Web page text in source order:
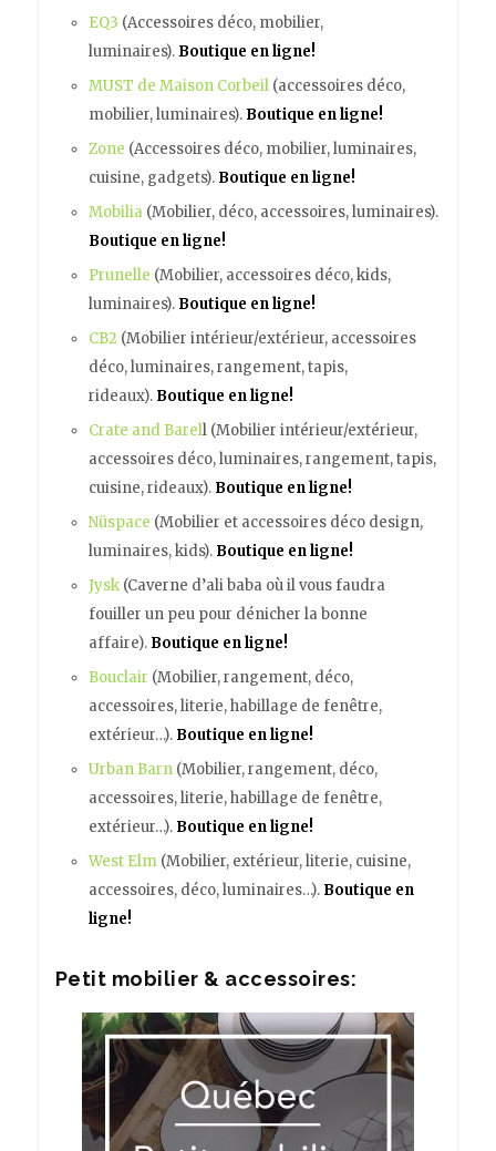
EQ3 (Accessoires déco, mobilier,
luminaires). Boutique en ligne!
MUST de Maison Corbeil(accessoires déco,
mobilier, luminaires). Boutique en ligne!
Zone (Accessoires déco, mobilier, luminaires,
cuisine, gadgets). Boutique en ligne!
Mobilia(Mobilier, déco, accessoires, luminaires).
Boutique en ligne!
Prunelle (Mobilier, accessoires déco, kids,
luminaires). Boutique en ligne!
CB2 (Mobilier intérieur/extérieur, accessoires
déco, luminaires, rangement, tapis,
rideaux). Boutique en ligne!
Crate and Barell (Mobilier intérieur/extérieur,
accessoires déco, luminaires, rangement, tapis,
cuisine, rideaux). Boutique en ligne!
Nüspace (Mobilier et accessoires déco design,
luminaires, kids). Boutique en ligne!
Jysk(Caverne d’ali baba où il vous faudra
fouiller un peu pour dénicher la bonne
affaire). Boutique en ligne!
Bouclair (Mobilier, rangement, déco,
accessoires, literie, habillage de fenêtre,
extérieur…). Boutique en ligne!
Urban Barn(Mobilier, rangement, déco,
accessoires, literie, habillage de fenêtre,
extérieur…). Boutique en ligne!
West Elm(Mobilier, extérieur, literie, cuisine,
accessoires, déco, luminaires…). Boutique en
ligne!
Petit mobilier & accessoires: